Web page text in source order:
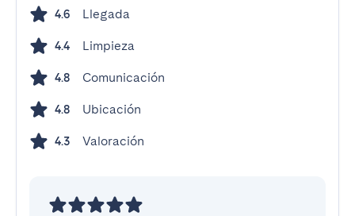
4.6 Llegada
4.4 Limpieza
4.8 Comunicación
4.8 Ubicación
4.3 Valoración